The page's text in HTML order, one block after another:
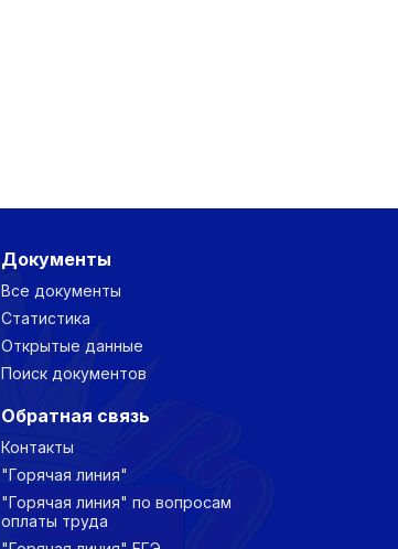
Документы
Все документы
Статистика
Открытые данные
Поиск документов
Обратная связь
Контакты
"Горячая линия"
"Горячая линия" по вопросам
оплаты труда